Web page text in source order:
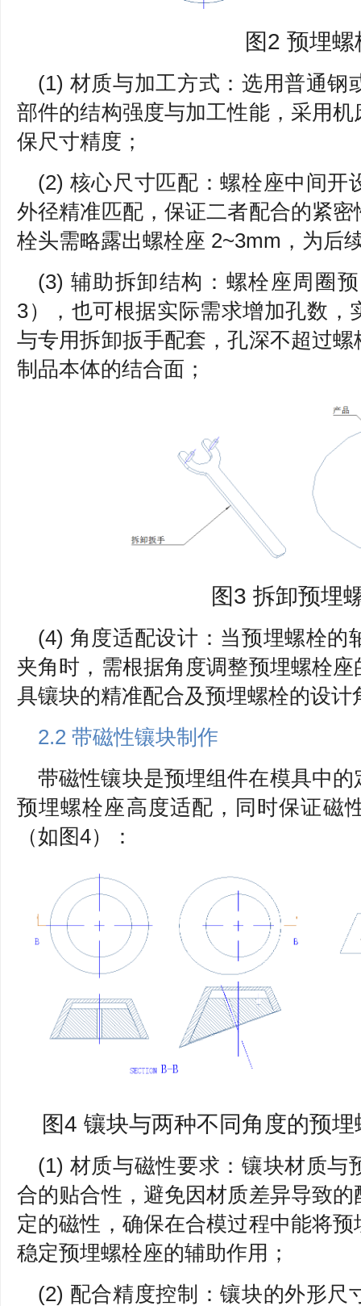
图2 预埋螺
(1) 材质与加工方式：选用普通钢
部件的结构强度与加工性能，采用
保尺寸精度；
(2) 核心尺寸匹配：螺栓座中间开
外径精准匹配，保证二者配合的紧
栓头需略露出螺栓座 2~3mm，为后
(3) 辅助拆卸结构：螺栓座周圈
3），也可根据实际需求增加孔数，
与专用拆卸扳手配套，孔深不超过
制品本体的结合面；
图3 拆卸预埋
(4) 角度适配设计：当预埋螺栓的
夹角时，需根据角度调整预埋螺栓
具镶块的精准配合及预埋螺栓的设计
2.2 带磁性镶块制作
带磁性镶块是预埋组件在模具中
预埋螺栓座高度适配，同时保证磁
（如图4）：
图4 镶块与两种不同角度的预
(1) 材质与磁性要求：镶块材质与
合的贴合性，避免因材质差异导致
定的磁性，确保在合模过程中能将
稳定预埋螺栓座的辅助作用；
(2) 配合精度控制：镶块的外形尺